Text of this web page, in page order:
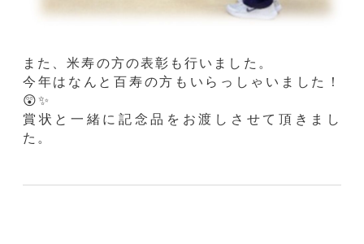
また、米寿の方の表彰も行いました。
今年はなんと百寿の方もいらっしゃいました！
😲✨
賞状と一緒に記念品をお渡しさせて頂きまし
た。